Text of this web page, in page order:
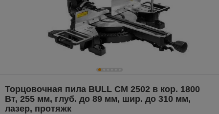
Торцовочная пила BULL CM 2502 в кор. 1800
Вт, 255 мм, глуб. до 89 мм, шир. до 310 мм,
лазер, протяжк